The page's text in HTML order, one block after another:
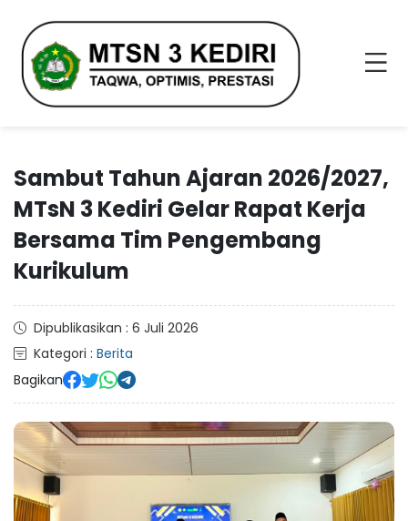
Sambut Tahun Ajaran 2026/2027,
MTsN 3 Kediri Gelar Rapat Kerja
Bersama Tim Pengembang
Kurikulum
Dipublikasikan : 6 Juli 2026
Kategori : Berita
Bagikan